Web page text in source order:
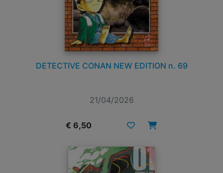
DETECTIVE CONAN NEW EDITION n. 69
21/04/2026
€ 6,50